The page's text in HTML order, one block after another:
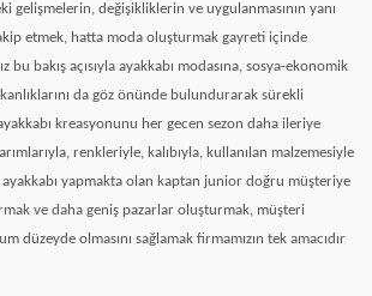
gelişmelerin, değişikliklerin ve uygulanmasının yanı
etmek, hatta moda oluşturmak gayreti içinde
bu bakış açısıyla ayakkabı modasına, sosya-ekonomik
da göz önünde bulundurarak sürekli
kreasyonunu her gecen sezon daha ileriye
renkleriyle, kalıbıyla, kullanılan malzemesiyle
ayakkabı yapmakta olan kaptan junior doğru müşteriye
ve daha geniş pazarlar oluşturmak, müşteri
düzeyde olmasını sağlamak firmamızın tek amacıdır